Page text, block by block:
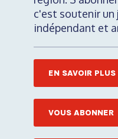
c'est soutenir un
indépendant et
EN SAVOIR PLUS
VOUS ABONNER